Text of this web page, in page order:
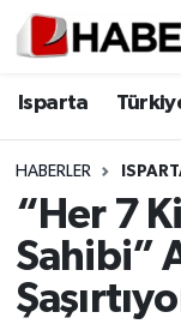
Isparta
HABERLER
“Her 7
Sahibi”
Isparta
Esnaf Diyor
ASAYİŞ
Isparta
Isparta
Süper Lig